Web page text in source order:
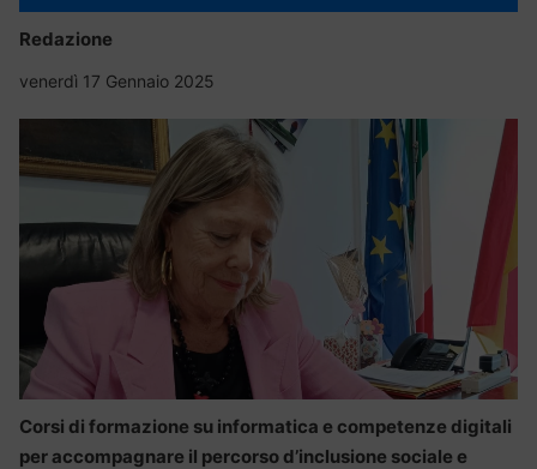
Redazione
venerdì 17 Gennaio 2025
Corsi di formazione su informatica e competenze digitali
per accompagnare il percorso d’inclusione sociale e